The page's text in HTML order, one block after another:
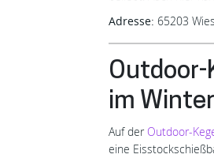
Adresse: 65203
Outdoor-
im Winter
Auf derOutdoor-
eine